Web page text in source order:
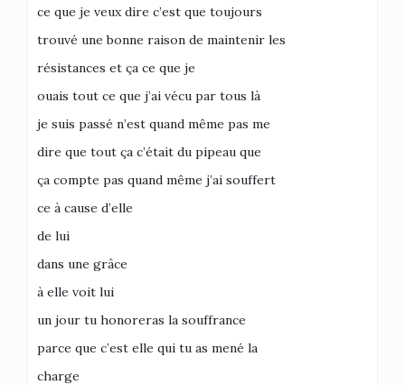
ce que je veux dire c’est que toujours
trouvé une bonne raison de maintenir les
résistances et ça ce que je
ouais tout ce que j’ai vécu par tous là
je suis passé n’est quand même pas me
dire que tout ça c’était du pipeau que
ça compte pas quand même j’ai souffert
ce à cause d’elle
de lui
dans une grâce
à elle voit lui
un jour tu honoreras la souffrance
parce que c’est elle qui tu as mené la
charge